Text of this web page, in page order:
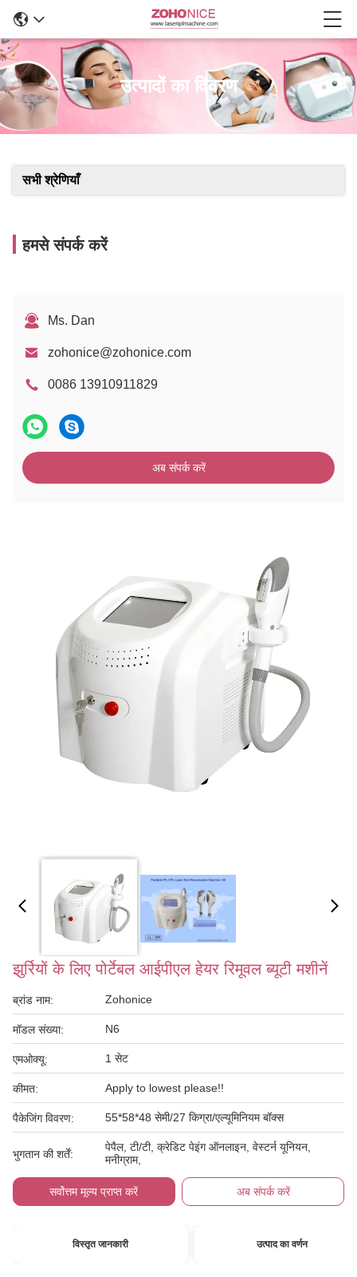
उत्पादों का विवरण
सभी श्रेणियाँ
हमसे संपर्क करें
Ms. Dan
zohonice@zohonice.com
0086 13910911829
अब संपर्क करें
झुर्रियों के लिए पोर्टेबल आईपीएल हेयर रिमूवल ब्यूटी मशीनें
ब्रांड नाम: Zohonice
मॉडल संख्या: N6
एमओक्यू: 1 सेट
कीमत: Apply to lowest please!!
पैकेजिंग विवरण: 55*58*48 सेमी/27 किग्रा/एल्यूमिनियम बॉक्स
भुगतान की शर्तें:
पेपैल, टी/टी, क्रेडिट पेइंग ऑनलाइन, वेस्टर्न यूनियन,
मनीग्राम,
सर्वोत्तम मूल्य प्राप्त करें अब संपर्क करें
विस्तृत जानकारी उत्पाद का वर्णन